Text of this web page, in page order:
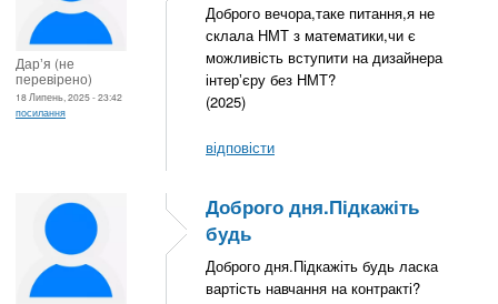
Дарʼя (не
перевірено)
18 Липень, 2025 - 23:42
посилання
Доброго вечора,таке питання,я не
склала НМТ з математики,чи є
можливість вступити на дизайнера
інтерʼєру без НМТ?
(2025)
відповісти
Доброго дня.Підкажіть
будь
Доброго дня.Підкажіть будь ласка
вартість навчання на контракті?